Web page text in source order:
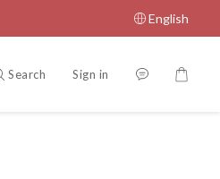
English
Search Sign in